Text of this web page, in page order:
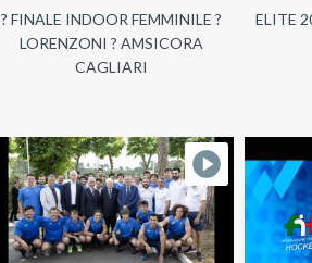
? FINALE INDOOR FEMMINILE ?
LORENZONI ? AMSICORA
CAGLIARI
ELITE